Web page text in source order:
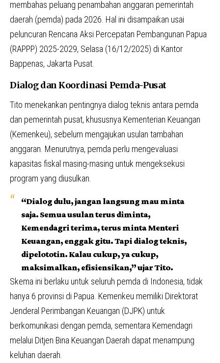
membahas peluang penambahan anggaran pemerintah
daerah (pemda) pada 2026. Hal ini disampaikan usai
peluncuran Rencana Aksi Percepatan Pembangunan Papua
(RAPPP) 2025-2029, Selasa (16/12/2025) di Kantor
Bappenas, Jakarta Pusat.
Dialog dan Koordinasi Pemda-Pusat
Tito menekankan pentingnya dialog teknis antara pemda
dan pemerintah pusat, khususnya Kementerian Keuangan
(Kemenkeu), sebelum mengajukan usulan tambahan
anggaran. Menurutnya, pemda perlu mengevaluasi
kapasitas fiskal masing-masing untuk mengeksekusi
program yang diusulkan.
“Dialog dulu, jangan langsung mau minta
saja. Semua usulan terus diminta,
Kemendagri terima, terus minta Menteri
Keuangan, enggak gitu. Tapi dialog teknis,
dipelototin. Kalau cukup, ya cukup,
maksimalkan, efisiensikan,” ujar Tito.
Skema ini berlaku untuk seluruh pemda di Indonesia, tidak
hanya 6 provinsi di Papua. Kemenkeu memiliki Direktorat
Jenderal Perimbangan Keuangan (DJPK) untuk
berkomunikasi dengan pemda, sementara Kemendagri
melalui Ditjen Bina Keuangan Daerah dapat menampung
keluhan daerah.